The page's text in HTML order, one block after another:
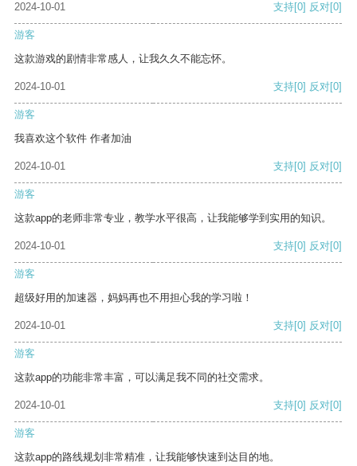
2024-10-01 支持[0] 反对[0]
游客
这款游戏的剧情非常感人，让我久久不能忘怀。
2024-10-01 支持[0] 反对[0]
游客
我喜欢这个软件 作者加油
2024-10-01 支持[0] 反对[0]
游客
这款app的老师非常专业，教学水平很高，让我能够学到实用的知识。
2024-10-01 支持[0] 反对[0]
游客
超级好用的加速器，妈妈再也不用担心我的学习啦！
2024-10-01 支持[0] 反对[0]
游客
这款app的功能非常丰富，可以满足我不同的社交需求。
2024-10-01 支持[0] 反对[0]
游客
这款app的路线规划非常精准，让我能够快速到达目的地。